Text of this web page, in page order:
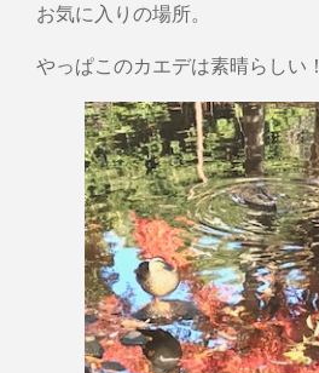
お気に入りの場所。
やっぱこのカエデは素晴らしい！